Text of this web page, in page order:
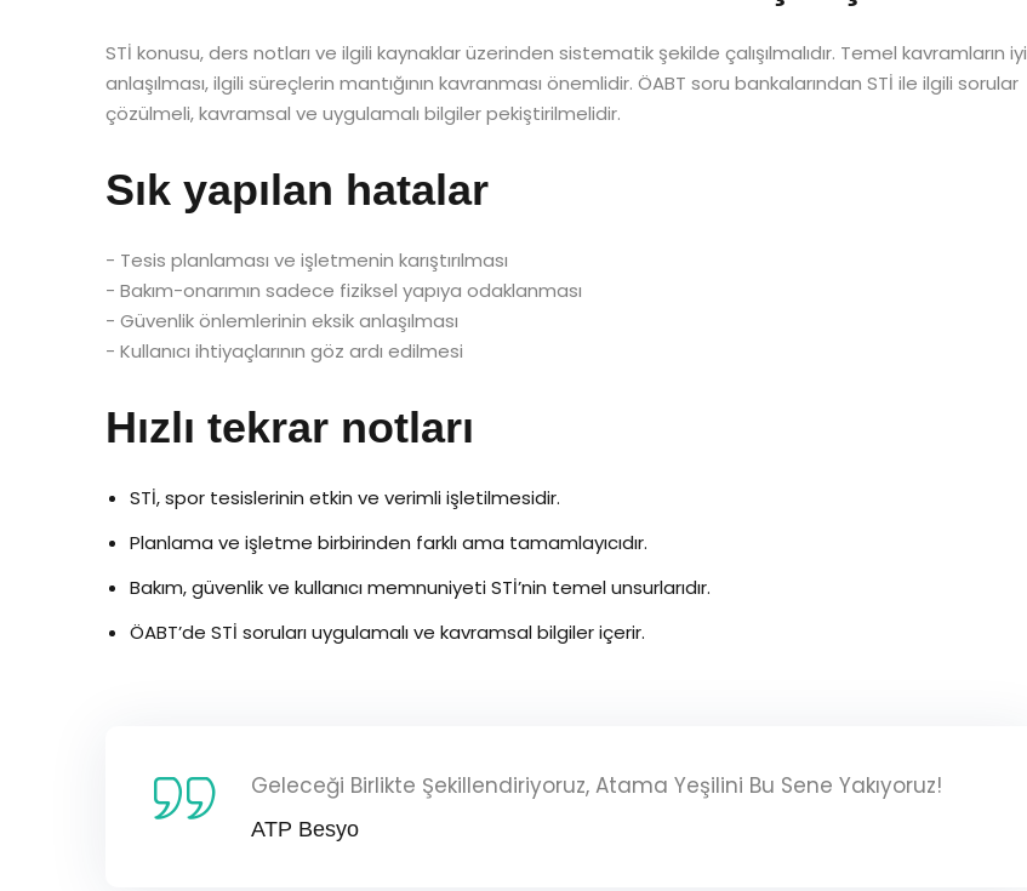
STİ konusu, ders notları ve ilgili kaynaklar üzerinden sistematik şekilde çalışılmalıdır. Temel kavramların iyi
anlaşılması, ilgili süreçlerin mantığının kavranması önemlidir. ÖABT soru bankalarından STİ ile ilgili sorular
çözülmeli, kavramsal ve uygulamalı bilgiler pekiştirilmelidir.
Sık yapılan hatalar
- Tesis planlaması ve işletmenin karıştırılması
- Bakım-onarımın sadece fiziksel yapıya odaklanması
- Güvenlik önlemlerinin eksik anlaşılması
- Kullanıcı ihtiyaçlarının göz ardı edilmesi
Hızlı tekrar notları
STİ, spor tesislerinin etkin ve verimli işletilmesidir.
Planlama ve işletme birbirinden farklı ama tamamlayıcıdır.
Bakım, güvenlik ve kullanıcı memnuniyeti STİ’nin temel unsurlarıdır.
ÖABT’de STİ soruları uygulamalı ve kavramsal bilgiler içerir.
Geleceği Birlikte Şekillendiriyoruz, Atama Yeşilini Bu Sene Yakıyoruz!
ATP Besyo